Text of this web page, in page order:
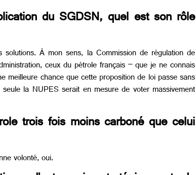
du SGDSN, quel est son rôle
À mon sens, la Commission de régulation de
ceux du pétrole français – que je ne connais
chance que cette proposition de loi passe sans
la NUPES serait en mesure de voter massivement
trois fois moins carboné que celui
volonté, oui.